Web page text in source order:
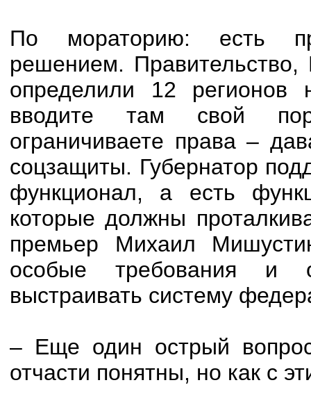
По мораторию: есть
решением. Правительство,
определили 12
вводите там свой
ограничиваете права –
соцзащиты. Губернатор
функционал, а есть
которые должны
премьер Михаил
особые требования и
выстраивать систему
– Еще один острый
отчасти понятны, но как с